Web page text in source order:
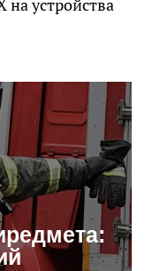
на устройства